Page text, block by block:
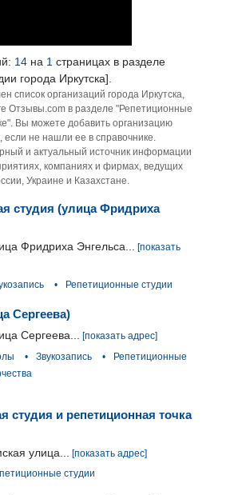
14 на 1 страницах в разделе
города Иркутска].
список организаций города Иркутска,
Отзывы.com в разделе "Репетиционные
Вы можете добавить организацию
не нашли ее в справочнике.
и актуальный источник информации
компаниях и фирмах, ведущих
Украине и Казахстане.
студия (улица Фридриха
Фридриха Энгельса...
[показать
• Репетиционные студии
Сергеева)
Сергеева...
[показать адрес]
• Звукозапись •
Репетиционные
студия и репетиционная точка
улица...
[показать адрес]
студии